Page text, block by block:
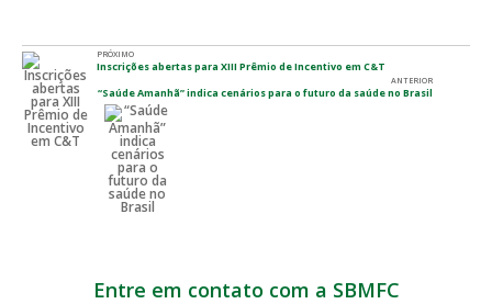
PRÓXIMO
Inscrições abertas para XIII Prêmio de Incentivo em C&T
ANTERIOR
“Saúde Amanhã” indica cenários para o futuro da saúde no Brasil
Entre em contato com a SBMFC